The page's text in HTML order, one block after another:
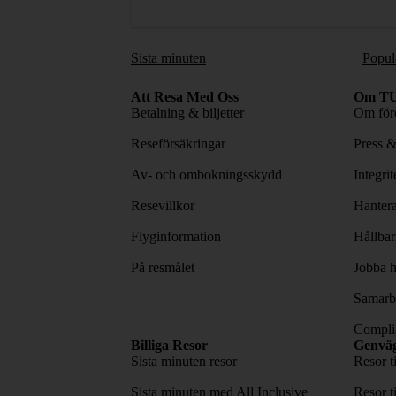
Sista minuten
Att Resa Med Oss
Betalning & biljetter
Reseförsäkringar
Av- och ombokningsskydd
Resevillkor
Flyginformation
På resmålet
Om
Om
Press
Jobba
Billiga Resor
Sista minuten resor
Sista minuten med All Inclusive
Resor
Resor